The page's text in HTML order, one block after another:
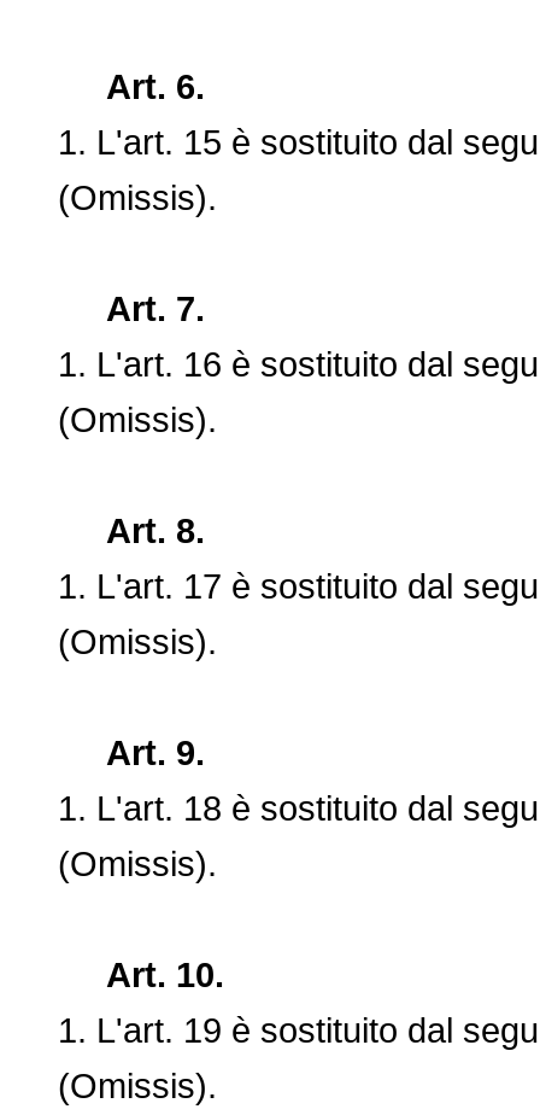
Art. 6.
1. L'art. 15 è sostituito dal
(Omissis).
Art. 7.
1. L'art. 16 è sostituito dal
(Omissis).
Art. 8.
1. L'art. 17 è sostituito dal
(Omissis).
Art. 9.
1. L'art. 18 è sostituito dal
(Omissis).
Art. 10.
1. L'art. 19 è sostituito dal
(Omissis).